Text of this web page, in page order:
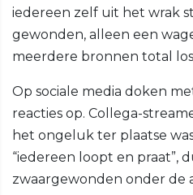
iedereen zelf uit het wrak
gewonden, alleen een
meerdere bronnen total
Op sociale media doken
reacties op. Collega-
het ongeluk ter plaatse
“iedereen loopt en praat”,
zwaargewonden onder de